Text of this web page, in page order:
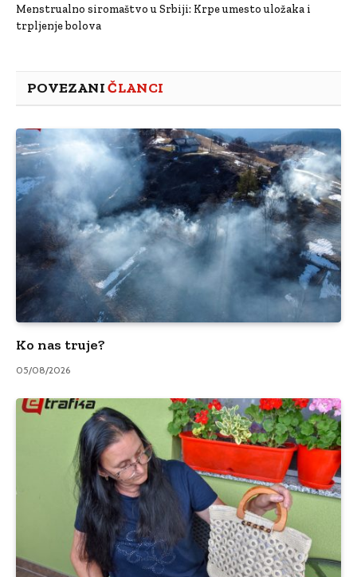
Menstrualno siromaštvo u Srbiji: Krpe umesto uložaka i
trpljenje bolova
POVEZANIČLANCI
Ko nas truje?
05/08/2026